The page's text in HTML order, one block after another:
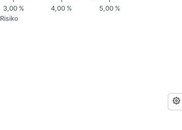
Risiko
3,00 % 4,00 % 5,00 %